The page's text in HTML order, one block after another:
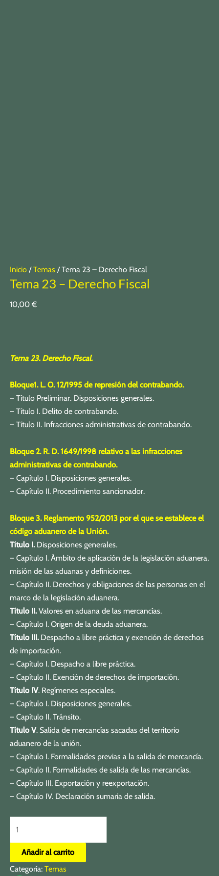
Inicio /Temas / Tema 23 – Derecho Fiscal
Tema 23 – Derecho Fiscal
10,00€
Tema 23. Derecho Fiscal.
Bloque1. L. O. 12/1995 de represión del contrabando.
– Título Preliminar. Disposiciones generales.
– Título I. Delito de contrabando.
– Título II. Infracciones administrativas de contrabando.
Bloque 2. R. D. 1649/1998 relativo a las infracciones
administrativas de contrabando.
– Capítulo I. Disposiciones generales.
– Capítulo II. Procedimiento sancionador.
Bloque 3. Reglamento 952/2013 por el que se establece el
código aduanero de la Unión.
Título I.Disposiciones generales.
– Capítulo I. Ámbito de aplicación de la legislación aduanera,
misión de las aduanas y definiciones.
– Capítulo II. Derechos y obligaciones de las personas en el
marco de la legislación aduanera.
Título II.Valores en aduana de las mercancías.
– Capítulo I. Origen de la deuda aduanera.
Título III.Despacho a libre práctica y exención de derechos
de importación.
– Capítulo I. Despacho a libre práctica.
– Capítulo II. Exención de derechos de importación.
Título IV. Regímenes especiales.
– Capítulo I. Disposiciones generales.
– Capítulo II. Tránsito.
Título V. Salida de mercancías sacadas del territorio
aduanero de la unión.
– Capítulo I. Formalidades previas a la salida de mercancía.
– Capítulo II. Formalidades de salida de las mercancías.
– Capítulo III. Exportación y reexportación.
– Capítulo IV. Declaración sumaria de salida.
Añadir al carrito
Categoría: Temas